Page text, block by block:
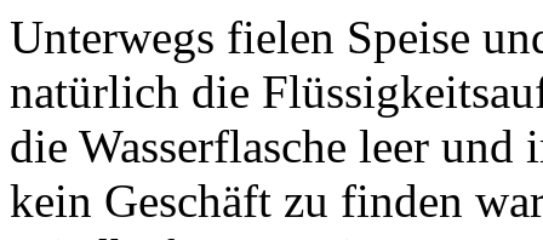
Unterwegs fielen Speise
natürlich die
die Wasserflasche leer
kein Geschäft zu finden